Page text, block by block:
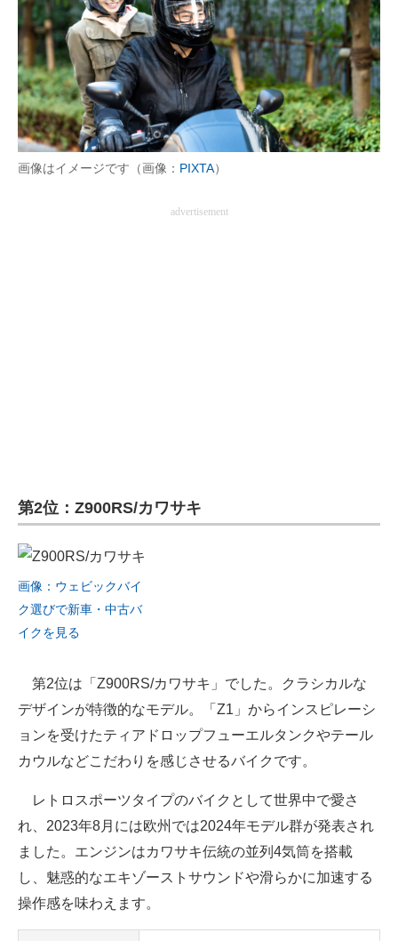
画像はイメージです（画像： PIXTA）
advertisement
第2位：Z900RS/カワサキ
画像：ウェビックバイ
ク選びで新車・中古バ
イクを見る
第2位は「Z900RS/カワサキ」でした。クラシカルな
デザインが特徴的なモデル。「Z1」からインスピレーシ
ョンを受けたティアドロップフューエルタンクやテール
カウルなどこだわりを感じさせるバイクです。
レトロスポーツタイプのバイクとして世界中で愛さ
れ、2023年8月には欧州では2024年モデル群が発表され
ました。エンジンはカワサキ伝統の並列4気筒を搭載
し、魅惑的なエキゾーストサウンドや滑らかに加速する
操作感を味わえます。